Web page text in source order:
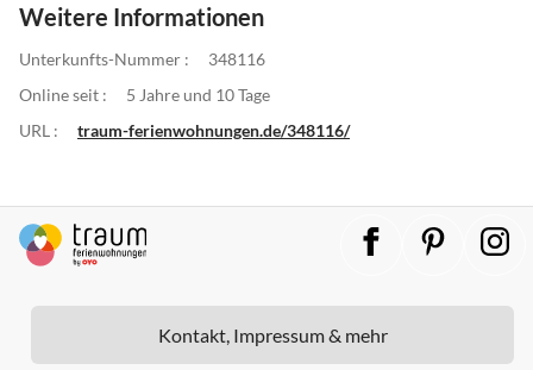
Weitere Informationen
Unterkunfts-Nummer :
348116
Online seit :
5 Jahre und 10 Tage
URL :
traum-ferienwohnungen.de/348116/
Kontakt, Impressum & mehr